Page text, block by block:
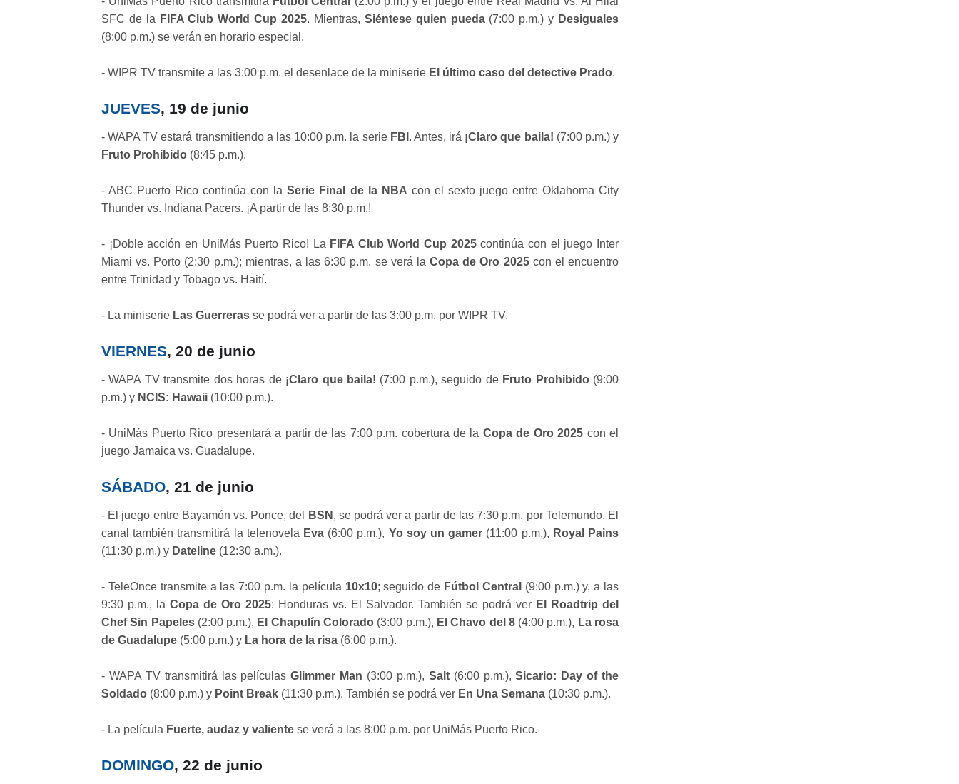
SFC de la FIFA Club World Cup 2025. Mientras, Siéntese quien pueda(7:00 p.m.) y Desiguales
(8:00 p.m.) se verán en horario especial.
- WIPR TV transmite a las 3:00 p.m. el desenlace de la miniserie El último caso del detective Prado.
JUEVES, 19 de junio
- WAPA TV estará transmitiendo a las 10:00 p.m. la serie FBI . Antes, irá ¡Claro que baila! (7:00 p.m.) y
Fruto Prohibido (8:45 p.m.).
- ABC Puerto Rico continúa con laSerie Final de la NBA con el sexto juego entre Oklahoma City
Thunder vs. Indiana Pacers. ¡A partir de las 8:30 p.m.!
- ¡Doble acción en UniMás Puerto Rico! La FIFA Club World Cup 2025continúa con el juego Inter
Miami vs. Porto (2:30 p.m.); mientras, a las 6:30 p.m. se verá laCopa de Oro 2025con el encuentro
entre Trinidad y Tobago vs. Haití.
- La miniserie Las Guerreras se podrá ver a partir de las 3:00 p.m. por WIPR TV.
VIERNES, 20 de junio
- WAPA TV transmite dos horas de ¡Claro que baila! (7:00 p.m.), seguido de Fruto Prohibido(9:00
p.m.) y NCIS: Hawaii (10:00 p.m.).
- UniMás Puerto Rico presentará a partir de las 7:00 p.m. cobertura de la Copa de Oro 2025 con el
juego Jamaica vs. Guadalupe.
SÁBADO, 21 de junio
- El juego entre Bayamón vs. Ponce, del BSN , se podrá ver a partir de las 7:30 p.m. por Telemundo. El
canal también transmitirá la telenovela Eva (6:00 p.m.), Yo soy un gamer (11:00 p.m.), Royal Pains
(11:30 p.m.) y Dateline (12:30 a.m.).
- TeleOnce transmite a las 7:00 p.m. la película 10x10; seguido de Fútbol Central (9:00 p.m.) y, a las
9:30 p.m., la Copa de Oro 2025: Honduras vs. El Salvador. También se podrá ver El Roadtrip del
Chef Sin Papeles(2:00 p.m.), El Chapulín Colorado (3:00 p.m.), El Chavo del 8(4:00 p.m.), La rosa
de Guadalupe (5:00 p.m.) y La hora de la risa (6:00 p.m.).
- WAPA TV transmitirá las películasGlimmer Man (3:00 p.m.), Salt(6:00 p.m.),Sicario: Day of the
Soldado (8:00 p.m.) y Point Break (11:30 p.m.). También se podrá ver En Una Semana (10:30 p.m.).
- La película Fuerte, audaz y valiente se verá a las 8:00 p.m. por UniMás Puerto Rico.
DOMINGO, 22 de junio